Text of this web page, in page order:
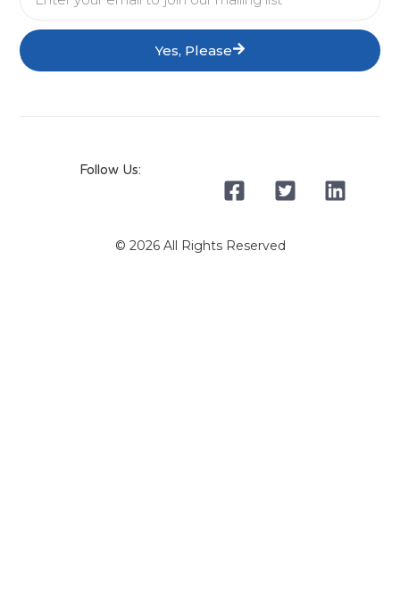
Yes, Please
Follow Us:
© 2026 All Rights Reserved